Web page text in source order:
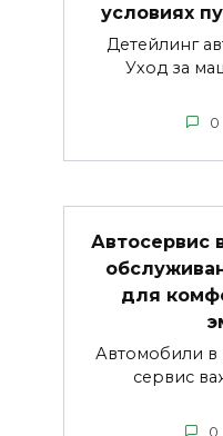
условиях
Детейлинг
Уход за
0
Автосервис
для
Автомобили в
сервис
0